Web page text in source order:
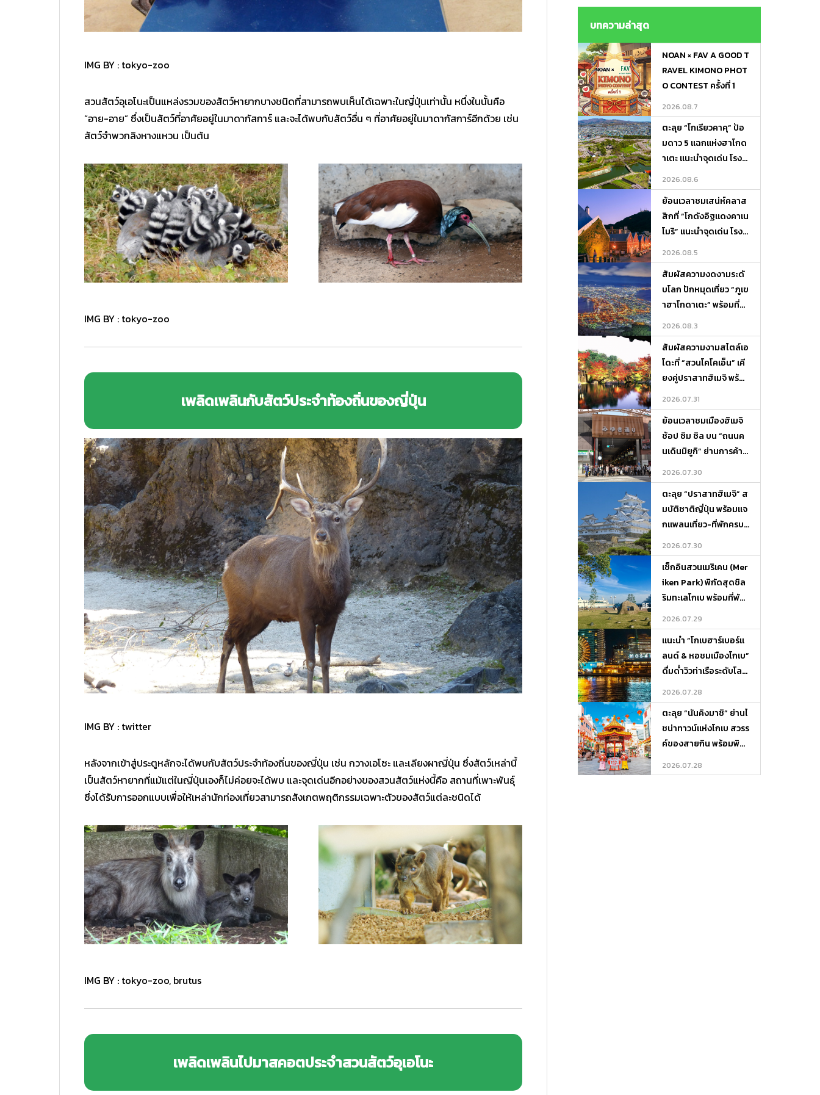
IMG BY : tokyo-zoo
สวนสัตว์อุเอโนะเป็นแหล่งรวมของสัตว์หายากบางชนิดที่สามารถพบเห็นได้เฉพาะในญี่ปุ่นเท่านั้น หนึ่งในนั้นคือ
“อาย-อาย” ซึ่งเป็นสัตว์ที่อาศัยอยู่ในมาดากัสการ์ และจะได้พบกับสัตว์อื่น ๆ ที่อาศัยอยู่ในมาดากัสการ์อีกด้วย เช่น
สัตว์จำพวกลิงหางแหวน เป็นต้น
IMG BY : tokyo-zoo
เพลิดเพลินกับสัตว์ประจำท้องถิ่นของญี่ปุ่น
IMG BY : twitter
หลังจากเข้าสู่ประตูหลักจะได้พบกับสัตว์ประจำท้องถิ่นของญี่ปุ่น เช่น กวางเอโซะ และเลียงผาญี่ปุ่น ซึ่งสัตว์เหล่านี้
เป็นสัตว์หายากที่แม้แต่ในญี่ปุ่นเองก็ไม่ค่อยจะได้พบ และจุดเด่นอีกอย่างของสวนสัตว์แห่งนี้คือ สถานที่เพาะพันธุ์
ซึ่งได้รับการออกแบบเพื่อให้เหล่านักท่องเที่ยวสามารถสังเกตพฤติกรรมเฉพาะตัวของสัตว์แต่ละชนิดได้
IMG BY : tokyo-zoo, brutus
เพลิดเพลินไปมาสคอตประจำสวนสัตว์อุเอโนะ
ไม่ต้องถือของ ! Lugga
บทความล่าสุด
NOAN × FAV A GOOD T
RAVEL KIMONO PHOT
O CONTEST ครั้งที่ 1
2026.08.7
ตะลุย “โกเรียวคาคุ” ป้อ
มดาว 5 แฉกแห่งฮาโกด
าเตะ แนะนำจุดเด่น โรงแ
ศ
2026.08.6
ย้อนเวลาชมเสน่ห์คลาส
สิกที่ “โกดังอิฐแดงคาเน
โมริ” แนะนำจุดเด่น โรงแ
ลได้ทั้งวัน!
2026.08.5
สัมผัสความงดงามระดั
บโลก ปักหมุดเที่ยว “ภูเข
าฮาโกดาเตะ” พร้อมที่พั
ด!
2026.08.3
สัมผัสความงามสไตล์เอ
โดะที่ “สวนโคโคเอ็น” เคี
ยงคู่ปราสาทฮิเมจิ พร้อ
รบจบในที่เดียว
2026.07.31
ย้อนเวลาชมเมืองฮิเมจิ
ช้อป ชิม ชิล บน “ถนนค
นเดินมิยูกิ” ย่านการค้าสุ
2026.07.30
ตะลุย “ปราสาทฮิเมจิ” ส
มบัติชาติญี่ปุ่น พร้อมแจ
กแพลนเที่ยว-ที่พักครบจ
2026.07.30
เช็กอินสวนเมริเคน (Mer
iken Park) พิกัดสุดชิล
ริมทะเลโกเบ พร้อมที่พัก
วรอบเกาะ
2026.07.29
แนะนำ “โกเบฮาร์เบอร์แ
ลนด์ & หอชมเมืองโกเบ”
ดื่มด่ำวิวท่าเรือระดับโลก
ยวรอบ ๆ
2026.07.28
ตะลุย “นันคิงมาชิ” ย่านไ
ชน่าทาวน์แห่งโกเบ สวรร
ค์ของสายกิน พร้อมพิกั
อง
2026.07.28